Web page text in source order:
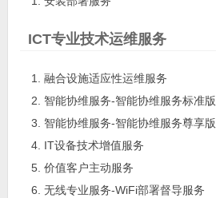
ICT专业技术运维服务
融合设施适应性运维服务
智能协维服务-智能协维服务标准版
智能协维服务-智能协维服务尊享版
IT设备技术增值服务
价值客户主动服务
无线专业服务-WiFi部署督导服务